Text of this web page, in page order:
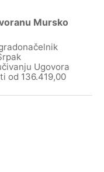
Mursko
Ugovora
od 136.419,00